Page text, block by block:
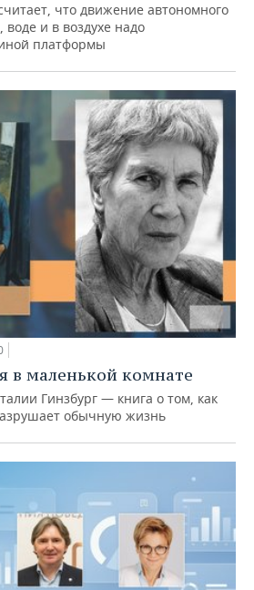
что движение автономного
и в воздухе надо
платформы
в маленькой комнате
Гинзбург — книга о том, как
обычную жизнь